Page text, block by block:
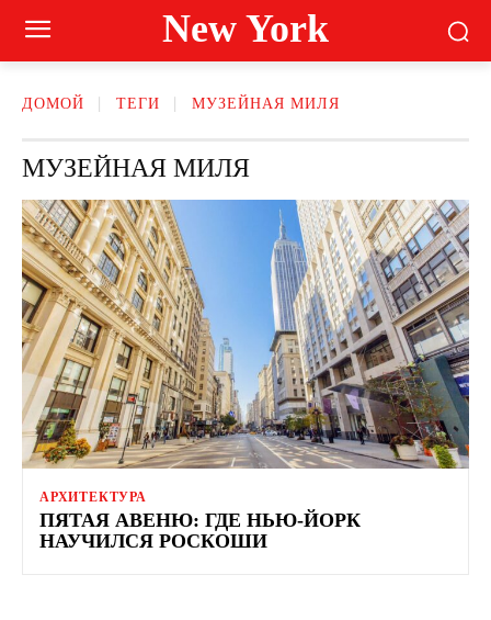
New York
ДОМОЙ ТЕГИ МУЗЕЙНАЯ МИЛЯ
МУЗЕЙНАЯ МИЛЯ
АРХИТЕКТУРА
ПЯТАЯ АВЕНЮ: ГДЕ НЬЮ-ЙОРК
НАУЧИЛСЯ РОСКОШИ